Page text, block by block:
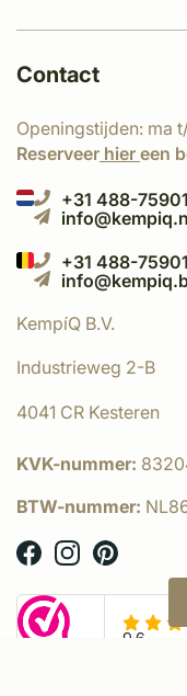
Contact
Openingstijden: ma
Reserveer hier een
+31 488-
+31 488-
KempíQ B.V.
Industrieweg 2-B
4041 CR Kesteren
KVK-nummer:
BTW-nummer: